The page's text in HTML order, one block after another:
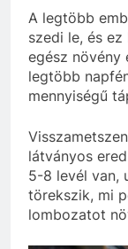
A legtöbb
szedi le, és
egész növény
legtöbb
mennyiségű
látványos
5-8 levél van,
törekszik, mi
lombozatot